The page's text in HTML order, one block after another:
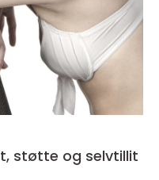
støtte og selvtillit